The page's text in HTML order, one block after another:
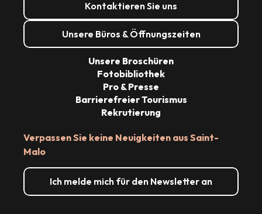
Kontaktieren Sie uns
Unsere Büros & Öffnungszeiten
Verpassen Sie keine Neuigkeiten aus Saint-
Malo
Ich melde mich für den Newsletter an
Unsere Broschüren
Fotobibliothek
Pro & Presse
Barrierefreier Tourismus
Rekrutierung